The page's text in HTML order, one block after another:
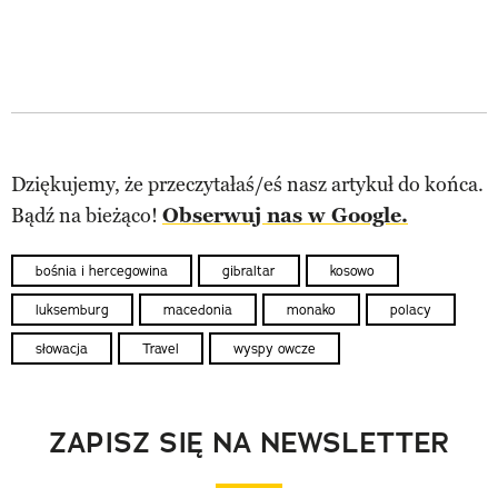
Dziękujemy, że przeczytałaś/eś nasz artykuł do końca.
Bądź na bieżąco! Obserwuj nas w Google.
bośnia i hercegowina gibraltar kosowo
luksemburg macedonia monako polacy
słowacja Travel wyspy owcze
ZAPISZ SIĘ NA NEWSLETTER